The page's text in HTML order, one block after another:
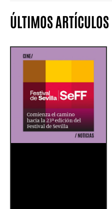
ÚLTIMOS ARTÍCULOS